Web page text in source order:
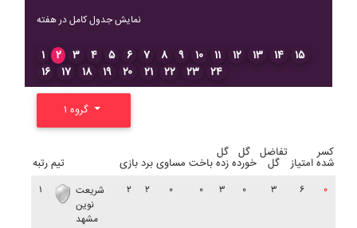
نمایش جدول کامل در هفته
۱ ۲ ۳ ۴ ۵ ۶ ۷ ۸ ۹ ۱۰ ۱۱ ۱۲ ۱۳ ۱۴
۱۵
۱۶
۱۷ ۱۸ ۱۹ ۲۰ ۲۱ ۲۲ ۲۳ ۲۴
رتبه تیم بازی برد مساوی باخت
گل
زده
گل
خورده
تفاضل
گل امتیاز
کسر
شده
۱
شريعت
نوين
مشهد
۲ ۲ ۰ ۰ ۳ ۰ ۳ ۶ ۰